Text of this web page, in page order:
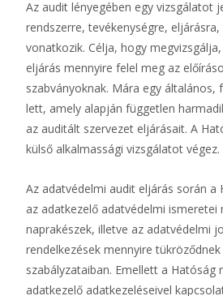
Az audit lényegében egy vizsgálatot
rendszerre, tevékenységre,
vonatkozik. Célja, hogy
eljárás mennyire felel meg az
szabványoknak. Mára egy általános,
lett, amely alapján független
az auditált szervezet eljárásait. A
külső alkalmassági vizsgálatot végez.
Az adatvédelmi audit eljárás során a
az adatkezelő adatvédelmi ismeretei
naprakészek, illetve az adatvédelmi
rendelkezések mennyire
szabályzataiban. Emellett a Hatóság
adatkezelő adatkezeléseivel